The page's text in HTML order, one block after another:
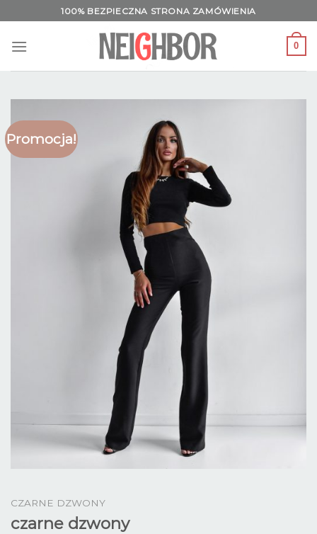
to
content
100% BEZPIECZNA STRONA ZAMÓWIENIA
0
Promocja!
CZARNE DZWONY
czarne dzwony